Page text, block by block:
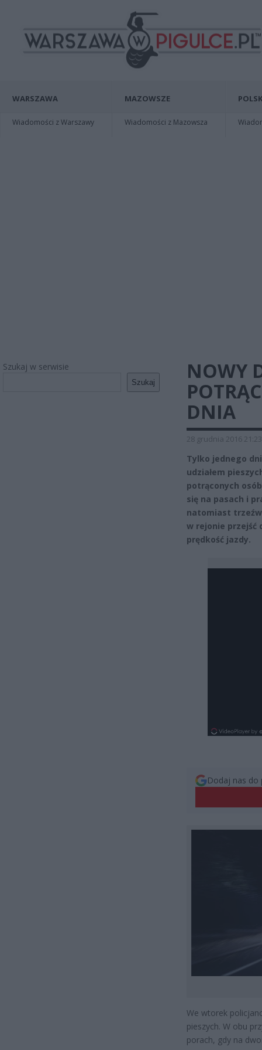
WARSZAWA
Wiadomości z Warszawy
MAZOWSZE
Wiadomości z Mazowsza
Szukaj w serwisie
Szukaj
NOWY
DNIA
28 grudnia 2016 21:23
Tylko jednego
udziałem
potrąconych
się na pasach i
natomiast
w rejonie przejść
prędkość jazdy.
Dodaj nas do
We wtorek
pieszych. W obu
porach, gdy na